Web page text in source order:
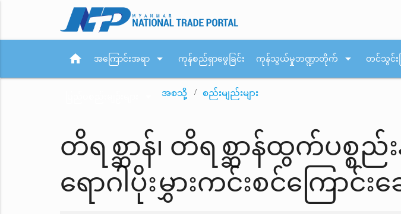
home အကြောင်းအရာ arrow_drop_down ကုန်စည်ရှာဖွေခြင်း ကုန်သွယ်မှုဘဏ္ဍာတိုက် arrow_drop_down တင်သွင်း
အစသို့ စည်းမျည်းများ
တိရစ္ဆာန်၊ တိရစ္ဆာန်ထွက်ပစ္စည်း
ရောဂါပိုးမွှားကင်းစင်ကြော